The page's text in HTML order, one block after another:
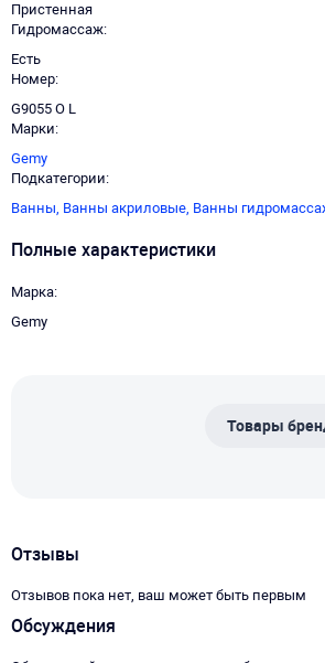
Пристенная
Гидромассаж
Есть
Номер
G9055 O L
Марки
Gemy
Подкатегории
Ванны, Ванны акриловые, Ванны
Полные характеристики
Марка
Gemy
Товары
Отзывы
Отзывов пока нет, ваш может быть первым
Обсуждения